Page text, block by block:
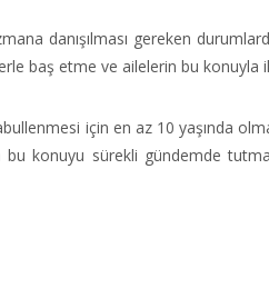
danışılması gereken
baş etme ve ailelerin bu
için en az 10 yaşında
konuyu sürekli gündemde